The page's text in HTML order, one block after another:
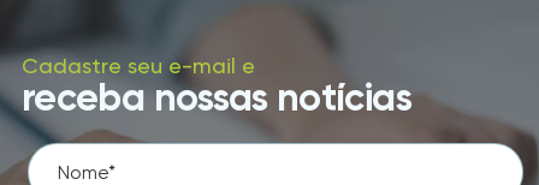
Cadastre seu e-mail e
receba nossas notícias